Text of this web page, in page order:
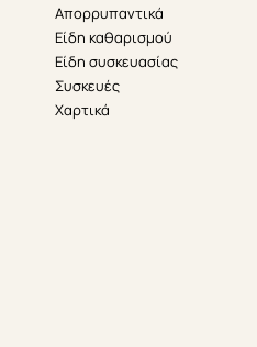
Απορρυπαντικά
Είδη καθαρισμού
Είδη συσκευασίας
Συσκευές
Χαρτικά